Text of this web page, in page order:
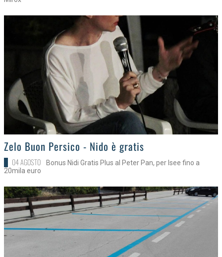
>
Zelo Buon Persico - Nido è gratis
04 AGOSTO
Bonus Nidi Gratis Plus al Peter Pan, per Isee fino a
20mila euro